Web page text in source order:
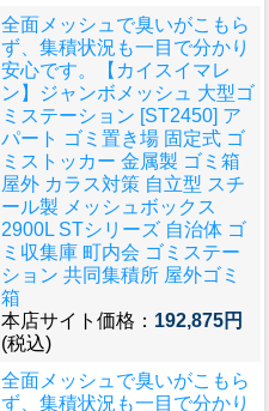
全面メッシュで臭いがこもら
ず、集積状況も一目で分かり
安心です。
【カイスイマレ
ン】ジャンボメッシュ 大型ゴ
ミステーション [ST2450] ア
パート ゴミ置き場 固定式 ゴ
ミストッカー 金属製 ゴミ箱
屋外 カラス対策 自立型 スチ
ール製 メッシュボックス
2900L STシリーズ 自治体 ゴ
ミ収集庫 町内会 ゴミステー
ション 共同集積所 屋外ゴミ
箱
本店サイト価格： 192,875円
(税込)
全面メッシュで臭いがこもら
ず、集積状況も一目で分かり